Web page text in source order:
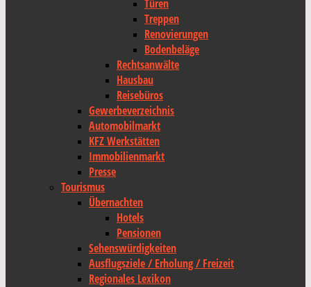
Türen
Treppen
Renovierungen
Bodenbeläge
Rechtsanwälte
Hausbau
Reisebüros
Gewerbeverzeichnis
Automobilmarkt
KFZ Werkstätten
Immobilienmarkt
Presse
Tourismus
Übernachten
Hotels
Pensionen
Sehenswürdigkeiten
Ausflugsziele / Erholung / Freizeit
Regionales Lexikon